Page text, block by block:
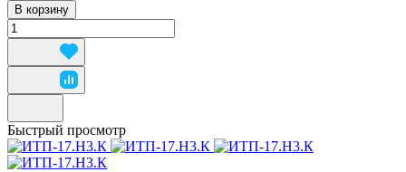
В корзину
Быстрый просмотр